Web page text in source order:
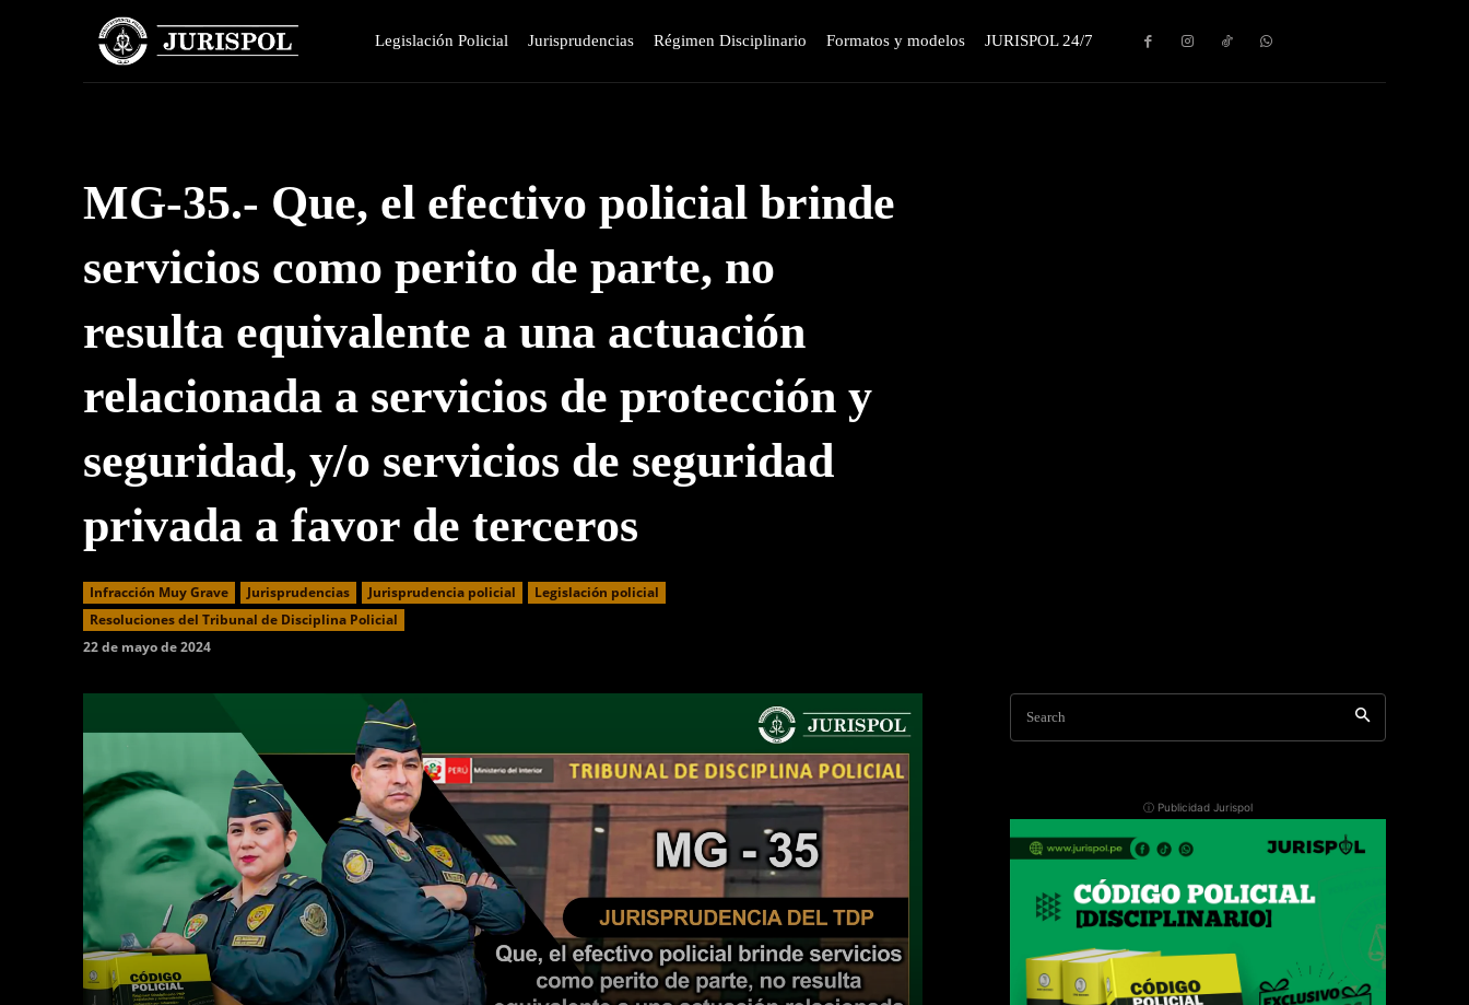
Legislación Policial Jurisprudencias Régimen Disciplinario Formatos y modelos JURISPOL 24/7
MG-35.- Que, el efectivo policial brinde
servicios como perito de parte, no
resulta equivalente a una actuación
relacionada a servicios de protección y
seguridad, y/o servicios de seguridad
privada a favor de terceros
Infracción Muy Grave Jurisprudencias Jurisprudencia policial
Legislación policial
Resoluciones del Tribunal de Disciplina Policial
22 de mayo de 2024
Search
ⓘ Publicidad Jurispol